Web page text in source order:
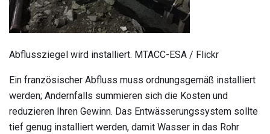
Abflussziegel wird installiert. MTACC-ESA / Flickr
Ein französischer Abfluss muss ordnungsgemäß installiert
werden; Andernfalls summieren sich die Kosten und
reduzieren Ihren Gewinn. Das Entwässerungssystem sollte
tief genug installiert werden, damit Wasser in das Rohr